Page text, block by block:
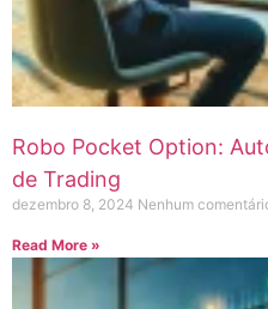
Robo Pocket Option:
de Trading
dezembro 8, 2024 Nenhum
Read More »